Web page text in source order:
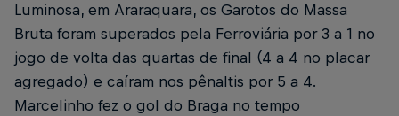
Luminosa, em Araraquara, os Garotos do Massa
Bruta foram superados pela Ferroviária por 3 a 1 no
jogo de volta das quartas de final (4 a 4 no placar
agregado) e caíram nos pênaltis por 5 a 4.
Marcelinho fez o gol do Braga no tempo